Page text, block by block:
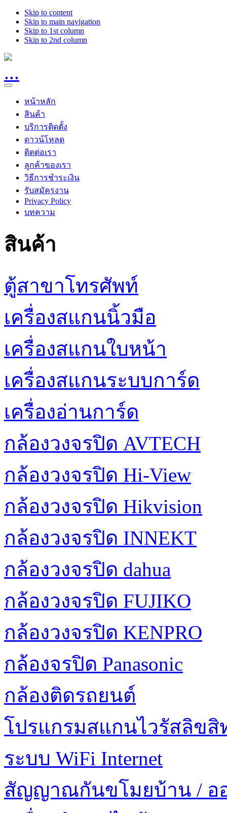
Skip to content
Skip to main navigation
Skip to 1st column
Skip to 2nd column
หน้าหลัก
สินค้า
บริการติดตั้ง
ดาวน์โหลด
ติดต่อเรา
ลูกค้าของเรา
วิธีการชำระเงิน
รับสมัครงาน
Privacy Policy
บทความ
สินค้า
ตู้สาขาโทรศัพท์
เครื่องสแกนนิ้วมือ
เครื่องสแกนใบหน้า
เครื่องสแกนระบบการ์ด
เครื่องอ่านการ์ด
กล้องวงจรปิด AVTECH
กล้องวงจรปิด Hi-View
กล้องวงจรปิด Hikvision
กล้องวงจรปิด INNEKT
กล้องวงจรปิด dahua
กล้องวงจรปิด FUJIKO
กล้องวงจรปิด KENPRO
กล้องจรปิด Panasonic
กล้องติดรถยนต์
โปรแกรมสแกนไวรัสลิข
ระบบ WiFi Internet
สัญญาณกันขโมยบ้าน / อ